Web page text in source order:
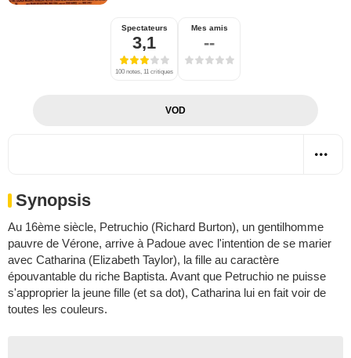
Spectateurs
3,1
100 notes, 11 critiques
Mes amis
--
VOD
Synopsis
Au 16ème siècle, Petruchio (Richard Burton), un gentilhomme
pauvre de Vérone, arrive à Padoue avec l'intention de se marier
avec Catharina (Elizabeth Taylor), la fille au caractère
épouvantable du riche Baptista. Avant que Petruchio ne puisse
s'approprier la jeune fille (et sa dot), Catharina lui en fait voir de
toutes les couleurs.